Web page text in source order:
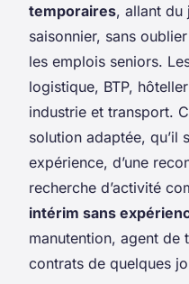
temporaires, allant du
saisonnier, sans
les emplois seniors.
logistique, BTP,
industrie et transport.
solution adaptée, qu’il
expérience, d’une
recherche d’activité
intérim sans
manutention, agent
contrats de quelques